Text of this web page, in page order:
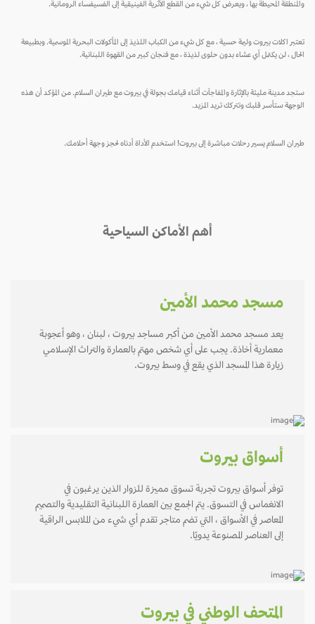
والمنطقة المحيطة بها ، ويعرض كل شيء من القطع الأثرية الفينيقية إلى الفسيفساء الرومانية.
تعتبر اكلات بيروت وليمة حسية ، مع كل شيء من الكباب اللذيذ إلى المأكولات البحرية الموسمية. وبطبيعة
الحال ، لن يكتمل أي عشاء بدون حلوى لذيذة ، مع فنجان كبير من القهوة اللبنانية.
ستجد مدينة مليئة بالإثارة والمفاجآت أثناء قيامك بجولة في بيروت مع طيران السلام. من المؤكد أن هذه
الوجهة ستأسر قلبك وتتركك تريد المزيد.
طيران السلام يسير رحلات مباشرة إلى بيروت! استخدم الأداة أدناه لحجز وجهة أحلامك.
أهم الأماكن السياحية
مسجد محمد الأمين
يعد مسجد محمد الأمين من أكبر مساجد بيروت ، لبنان ، وهو أعجوبة
معمارية أخاذة. يجب على أي شخص مهتم بالعمارة والتراث الإسلامي
زيارة هذا المسجد الذي يقع في وسط بيروت.
أسواق بيروت
توفر أسواق بيروت تجربة تسوق مميزة للزوار الذين يرغبون في
الانغماس في التسوق. يتم الجمع بين العمارة اللبنانية التقليدية والتصميم
المعاصر في الأسواق ، التي تضم متاجر تقدم أي شيء من الملابس الراقية
إلى العناصر المصنوعة يدويًا.
المتحف الوطني في بيروت